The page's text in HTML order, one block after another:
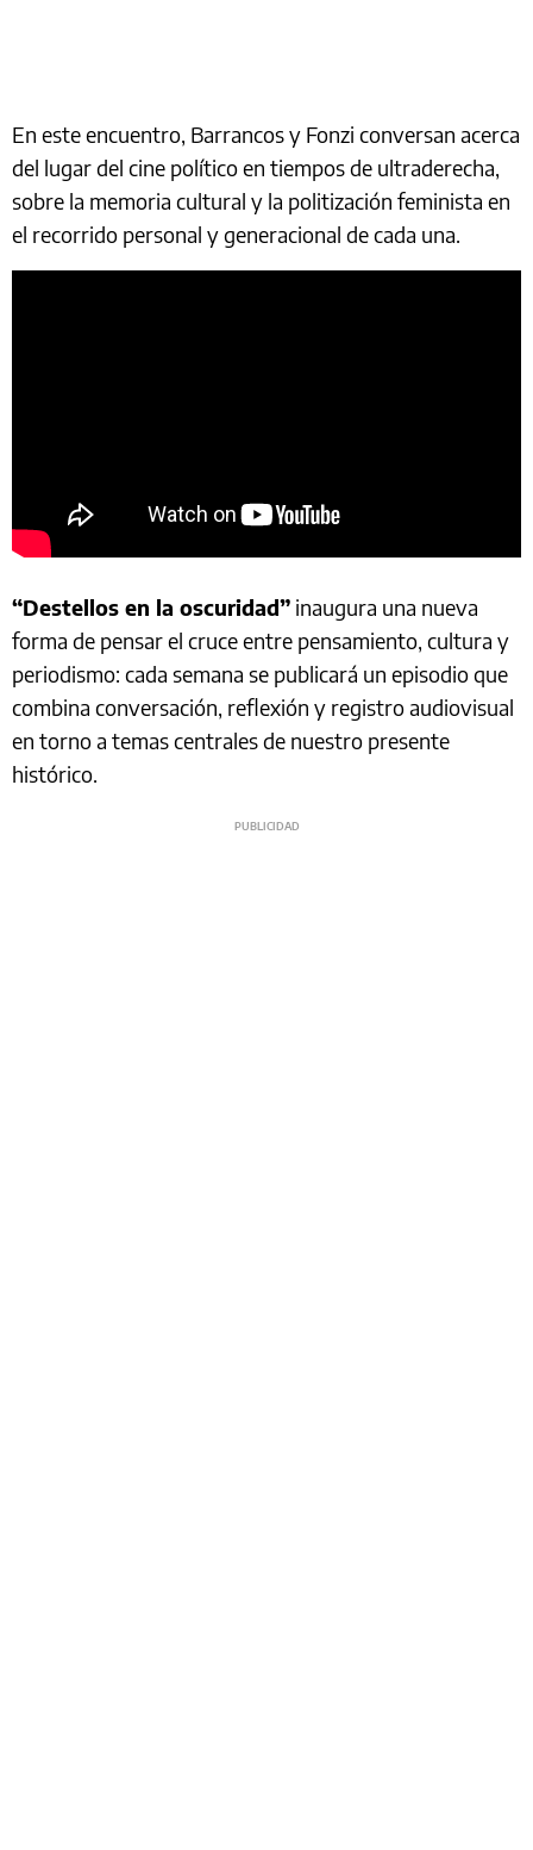
En este encuentro, Barrancos y Fonzi conversan acerca
del lugar del cine político en tiempos de ultraderecha,
sobre la memoria cultural y la politización feminista en
el recorrido personal y generacional de cada una.
“Destellos en la oscuridad” inaugura una nueva
forma de pensar el cruce entre pensamiento, cultura y
periodismo: cada semana se publicará un episodio que
combina conversación, reflexión y registro audiovisual
en torno a temas centrales de nuestro presente
histórico.